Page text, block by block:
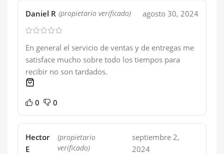
Daniel R (propietario verificado) agosto 30, 2024
En general el servicio de ventas y de entregas me
satisface mucho sobre todo los tiempos para
recibir no son tardados.
0 0
Hector
E
(propietario
verificado)
septiembre 2,
2024